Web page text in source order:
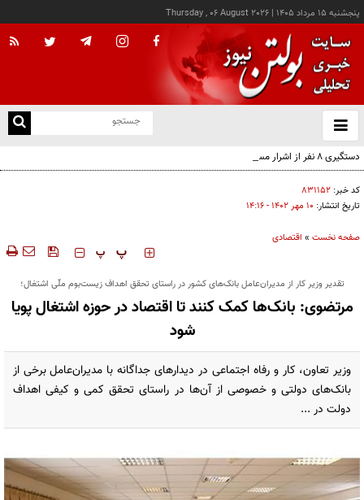
پنجشنبه ۱۵ مرداد ۱۴۰۵ |
Thursday , 06 August 2026
باز
و
دستگیری ۸ نفر از اشرار مسلح شاخص و مرتبطین گروهک‌های تروریستی
کد خبر: ۸۳۱۱۵۲
تاریخ انتشار: ۱۰ مهر ۱۴۰۲ - ۱۴:۱۶
صفحه نخست » اقتصادی
‍‍‍ پ پ
تقدیر وزیر کار از مدیران‌عامل بانک‌های کشور در راستای تحقق اهداف زیست‌بوم ملّی اشتغال؛
مرتضوی: بانک‌ها کمک کنند تا اقتصاد در حوزه اشتغال پویا
شود
وزیر تعاون، کار و رفاه اجتماعی در دیدارهای جداگانه با مدیران‌عامل برخی از
بانک‌های دولتی و خصوصی از آن‌ها در راستای تحقق کمی و کیفی اهداف
دولت در ...